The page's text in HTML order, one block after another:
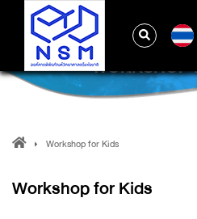
WORKSHOP
Workshop for Kids
Workshop for Kids